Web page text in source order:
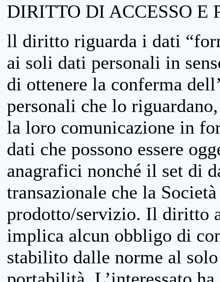
DIRITTO DI ACCESSO
ll diritto riguarda i dati
ai soli dati personali in
di ottenere la conferma
personali che lo
la loro comunicazione in
dati che possono essere
anagrafici nonché il set di
transazionale che la
prodotto/servizio. Il diritto
implica alcun obbligo di
stabilito dalle norme al